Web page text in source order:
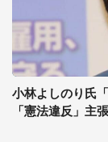
小林よしのり氏
「憲法違反」主張